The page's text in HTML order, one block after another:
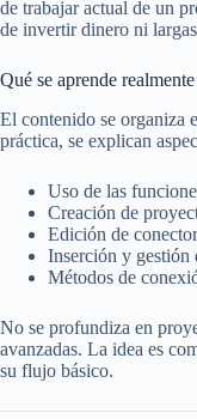
de trabajar actual de un
de invertir dinero ni
Qué se aprende
El contenido se organiza
práctica, se explican
Uso de las
Creación de
Edición de
Inserción y gestión
Métodos de
No se profundiza en
avanzadas. La idea es
su flujo básico.